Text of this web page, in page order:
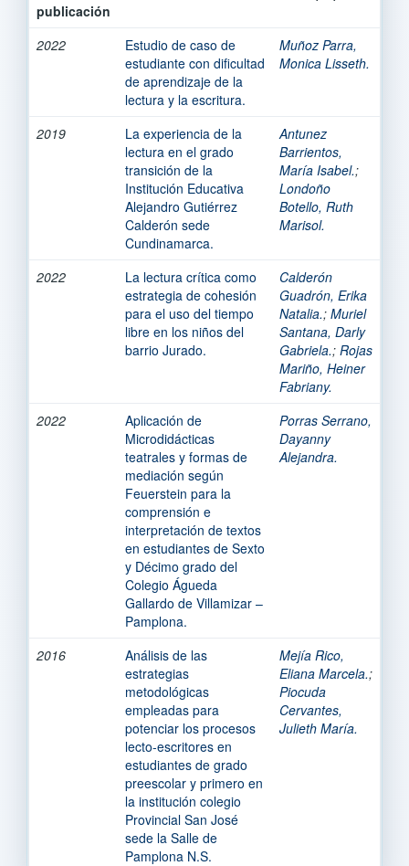
publicación
2022
Estudio de caso de
estudiante con dificultad
de aprendizaje de la
lectura y la escritura.
Muñoz Parra,
Monica Lisseth.
2019
La experiencia de la
lectura en el grado
transición de la
Institución Educativa
Alejandro Gutiérrez
Calderón sede
Cundinamarca.
Antunez
Barrientos,
María Isabel.;
Londoño
Botello, Ruth
Marisol.
2022
La lectura crítica como
estrategia de cohesión
para el uso del tiempo
libre en los niños del
barrio Jurado.
Calderón
Guadrón, Erika
Natalia.; Muriel
Santana, Darly
Gabriela.; Rojas
Mariño, Heiner
Fabriany.
2022
Aplicación de
Microdidácticas
teatrales y formas de
mediación según
Feuerstein para la
comprensión e
interpretación de textos
en estudiantes de Sexto
y Décimo grado del
Colegio Águeda
Gallardo de Villamizar –
Pamplona.
Porras Serrano,
Dayanny
Alejandra.
2016
Análisis de las
estrategias
metodológicas
empleadas para
potenciar los procesos
lecto-escritores en
estudiantes de grado
preescolar y primero en
la institución colegio
Provincial San José
sede la Salle de
Pamplona N.S.
Mejía Rico,
Eliana Marcela.;
Piocuda
Cervantes,
Julieth María.